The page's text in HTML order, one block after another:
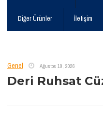
Diğer Ürünler İletişim
Genel Ağustos 10, 2026
Deri Ruhsat